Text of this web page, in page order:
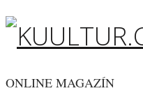
ONLINE MAGAZÍN